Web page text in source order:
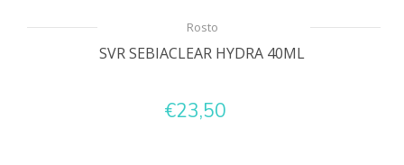
Rosto
SVR SEBIACLEAR HYDRA 40ML
€23,50